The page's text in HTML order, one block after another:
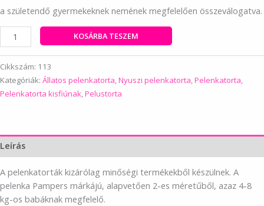
a születendő gyermekeknek nemének megfelelően összeválogatva.
nyuszi
pelenkatorta
mennyiség
KOSÁRBA TESZEM
Cikkszám: 113
Kategóriák: Állatos pelenkatorta,Nyuszi pelenkatorta,Pelenkatorta,
Pelenkatorta kisfiúnak,Pelustorta
Leírás
A pelenkatorták kizárólag minőségi termékekből készülnek. A
pelenka Pampers márkájú, alapvetően 2-es méretűből, azaz 4-8
kg-os babáknak megfelelő.